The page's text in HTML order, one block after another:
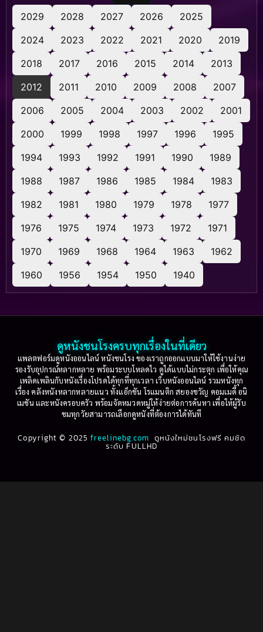
2029 2028 2027 2026
2025
2024
2023 2022 2021 2020
2019
2018
2017 2016 2015 2014
2013
2012
2011 2010 2009 2008
2007
2006
2005 2004 2003 2002
2001
2000
1999 1998 1997 1996
1995
1994
1993 1992 1991 1990
1989
1988
1987 1986 1985 1984
1983
1982
1981 1980 1979 1978
1977
1976
1975 1974 1973 1972
1971
1970
1969 1968 1964 1963
1962
1960
1956 1954 1950 1940
ดูหนังชนโรงครบทุกเรื่องในที่เดียว
แพลตฟอร์มดูหนังออนไลน์ หนังชนโรง ของเราถูกออกแบบมาให้ใช้งานง่าย
รองรับอุปกรณ์หลากหลาย พร้อมระบบโหลดไว ดูได้แบบไม่กระตุก เพื่อให้คุณ
เพลิดเพลินกับหนังเรื่องโปรดได้ทุกที่ทุกเวลา เว็บหนังออนไลน์ รวมหนังทุก
เรื่อง คลังหนังหลากหลายแนว ทั้งแอ็กชัน โรแมนติก สยองขวัญ คอมเมดี้ อนิ
เมชัน และหนังครอบครัว พร้อมจัดหมวดหมู่ให้ง่ายต่อการค้นหา เพื่อให้ผู้รับ
ชมทุกวัยสามารถเลือกดูหนังที่ต้องการได้ทันที
Copyright © 2025freelinebg.com ดูหนังใหม่ชนโรงฟรี คมชัด
ระดับ FULLHD